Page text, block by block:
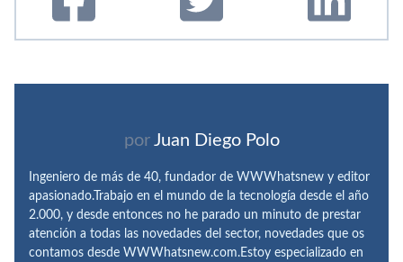
por Juan Diego Polo
Ingeniero de más de 40, fundador de WWWhatsnew y editor
apasionado.Trabajo en el mundo de la tecnología desde el año
2.000, y desde entonces no he parado un minuto de prestar
atención a todas las novedades del sector, novedades que os
contamos desde WWWhatsnew.com.Estoy especializado en